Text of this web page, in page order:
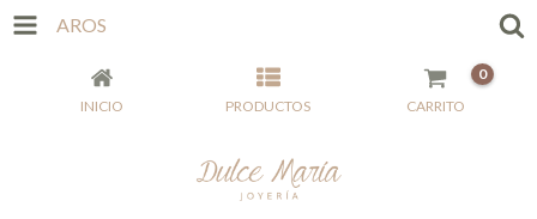
AROS
INICIO PRODUCTOS CARRITO
0